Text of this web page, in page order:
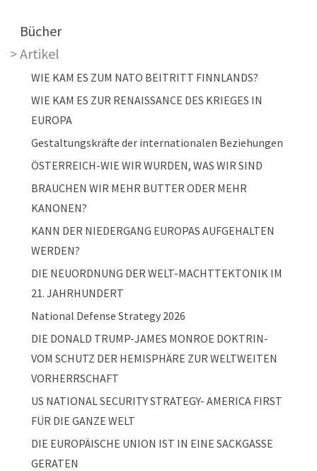
Main navigation
Bücher
Artikel
WIE KAM ES ZUM NATO BEITRITT FINNLANDS?
WIE KAM ES ZUR RENAISSANCE DES KRIEGES IN
EUROPA
Gestaltungskräfte der internationalen Beziehungen
ÖSTERREICH-WIE WIR WURDEN, WAS WIR SIND
BRAUCHEN WIR MEHR BUTTER ODER MEHR
KANONEN?
KANN DER NIEDERGANG EUROPAS AUFGEHALTEN
WERDEN?
DIE NEUORDNUNG DER WELT-MACHTTEKTONIK IM
21. JAHRHUNDERT
National Defense Strategy 2026
DIE DONALD TRUMP-JAMES MONROE DOKTRIN-
VOM SCHUTZ DER HEMISPHÄRE ZUR WELTWEITEN
VORHERRSCHAFT
US NATIONAL SECURITY STRATEGY- AMERICA FIRST
FÜR DIE GANZE WELT
DIE EUROPÄISCHE UNION IST IN EINE SACKGASSE
GERATEN